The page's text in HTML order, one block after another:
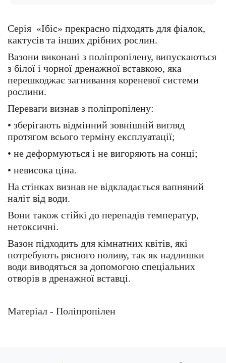
Серія «Ібіс» прекрасно підходять для фіалок,
кактусів та інших дрібних рослин.
Вазони виконані з поліпропілену, випускаються
з білої і чорної дренажної вставкою, яка
перешкоджає загнивання кореневої системи
рослини.
Переваги визнав з поліпропілену:
• зберігають відмінний зовнішній вигляд
протягом всього терміну експлуатації;
• не деформуються і не вигоряють на сонці;
• невисока ціна.
На стінках визнав не відкладається вапняний
наліт від води.
Вони також стійкі до перепадів температур,
нетоксичні.
Вазон підходить для кімнатних квітів, які
потребують рясного поливу, так як надлишки
води виводяться за допомогою спеціальних
отворів в дренажної вставці.
Матеріал - Поліпропілен